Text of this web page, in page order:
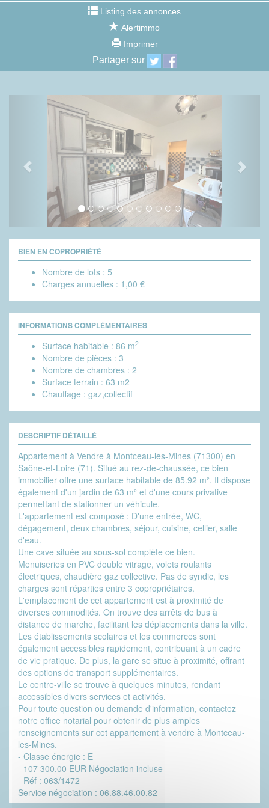
Listing des annonces
Alertimmo
Imprimer
Partager sur
Previous
BIEN EN COPROPRIÉTÉ
Nombre de lots : 5
Charges annuelles : 1,00 €
INFORMATIONS COMPLÉMENTAIRES
Surface habitable : 86 m2
Nombre de pièces : 3
Nombre de chambres : 2
Surface terrain : 63 m2
Chauffage : gaz,collectif
DESCRIPTIF DÉTAILLÉ
Appartement à Vendre à Montceau-les-Mines (71300) en
Saône-et-Loire (71). Situé au rez-de-chaussée, ce bien
immobilier offre une surface habitable de 85.92 m². Il dispose
également d'un jardin de 63 m² et d'une cours privative
permettant de stationner un véhicule.
L'appartement est composé : D'une entrée, WC,
dégagement, deux chambres, séjour, cuisine, cellier, salle
d'eau.
Une cave située au sous-sol complète ce bien.
Menuiseries en PVC double vitrage, volets roulants
électriques, chaudière gaz collective. Pas de syndic, les
charges sont réparties entre 3 copropriétaires.
L'emplacement de cet appartement est à proximité de
diverses commodités. On trouve des arrêts de bus à
distance de marche, facilitant les déplacements dans la ville.
Les établissements scolaires et les commerces sont
également accessibles rapidement, contribuant à un cadre
de vie pratique. De plus, la gare se situe à proximité, offrant
des options de transport supplémentaires.
Le centre-ville se trouve à quelques minutes, rendant
accessibles divers services et activités.
Pour toute question ou demande d'information, contactez
notre office notarial pour obtenir de plus amples
renseignements sur cet appartement à vendre à Montceau-
les-Mines.
- Classe énergie : E
- 107 300,00 EUR Négociation incluse
- Réf : 063/1472
Service négociation : 06.88.46.00.82